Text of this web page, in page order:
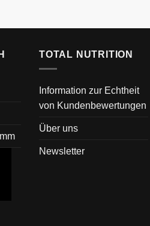
TOTAL NUTRITION
Information zur Echtheit
von Kundenbewertungen
Über uns
Newsletter